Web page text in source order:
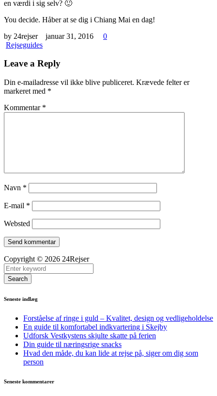
en værdi i sig selv? 🙂
You decide. Håber at se dig i Chiang Mai en dag!
by 24rejser
januar 31, 2016
0
Rejseguides
Leave a Reply
Din e-mailadresse vil ikke blive publiceret. Krævede felter er
markeret med *
Kommentar *
Navn *
E-mail *
Websted
Copyright © 2026 24Rejser
Search
Seneste indlæg
Forståelse af ringe i guld – Kvalitet, design og vedligeholdelse
En guide til komfortabel indkvartering i Skejby
Udforsk Vestkystens skjulte skatte på ferien
Din guide til næringsrige snacks
Hvad den måde, du kan lide at rejse på, siger om dig som
person
Seneste kommentarer